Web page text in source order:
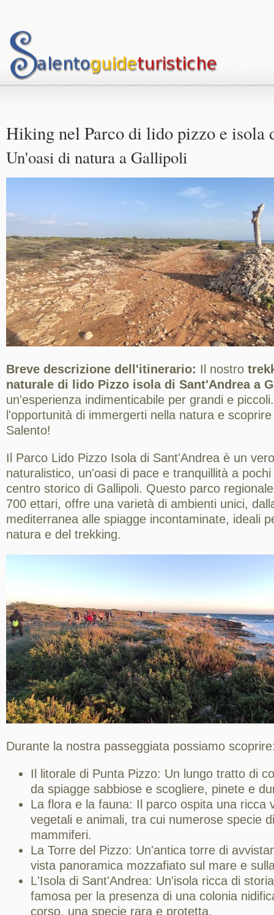
Hiking nel Parco di lido pizzo e isola
Un'oasi di natura a Gallipoli
Breve descrizione dell'itinerario: Il nostro
naturale di lido Pizzo isola di Sant'Andrea a
un'esperienza indimenticabile per grandi e
l'opportunità di immergerti nella natura e
Salento!
Il Parco Lido Pizzo Isola di Sant'Andrea è un
naturalistico, un'oasi di pace e tranquillità a
centro storico di Gallipoli. Questo parco
700 ettari, offre una varietà di ambienti unici,
mediterranea alle spiagge incontaminate, ideali
natura e del trekking.
Durante la nostra passeggiata possiamo
Il litorale di Punta Pizzo: Un lungo tratto di
da spiagge sabbiose e scogliere, pinete e
La flora e la fauna: Il parco ospita una ricca
vegetali e animali, tra cui numerose specie
mammiferi.
La Torre del Pizzo: Un'antica torre di
vista panoramica mozzafiato sul mare e
L'Isola di Sant'Andrea: Un'isola ricca di
famosa per la presenza di una colonia
corso, una specie rara e protetta.